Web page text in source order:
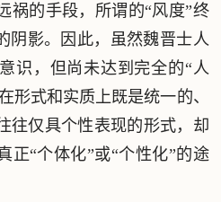
祸的手段，所谓的“风度”终
阴影。因此，虽然魏晋士人
识，但尚未达到完全的“人
形式和实质上既是统一的、
往仅具个性表现的形式，却
正“个体化”或“个性化”的途